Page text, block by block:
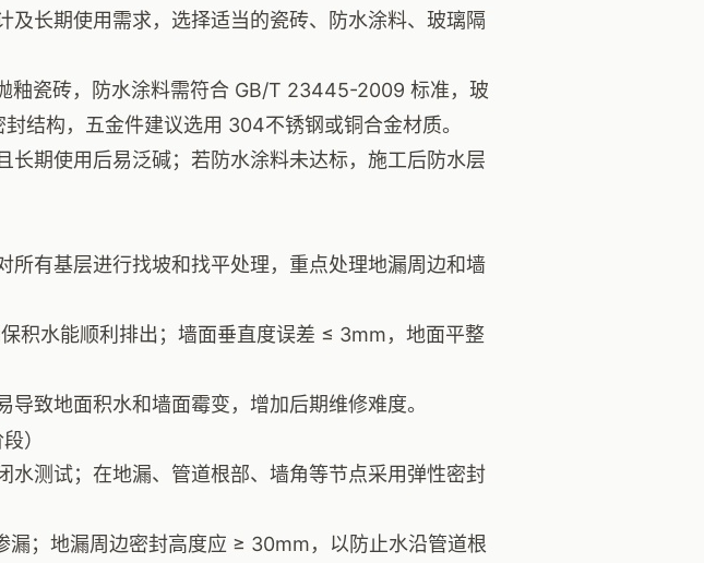
及长期使用需求，选择适当的瓷砖、防水涂料、玻璃隔
釉瓷砖，防水涂料需符合 GB/T 23445-2009 标准，玻
结构，五金件建议选用 304不锈钢或铜合金材质。
长期使用后易泛碱；若防水涂料未达标，施工后防水层
所有基层进行找坡和找平处理，重点处理地漏周边和墙
积水能顺利排出；墙面垂直度误差 ≤ 3mm，地面平整
致地面积水和墙面霉变，增加后期维修难度。
）
水测试；在地漏、管道根部、墙角等节点采用弹性密封
；地漏周边密封高度应 ≥ 30mm，以防止水沿管道根